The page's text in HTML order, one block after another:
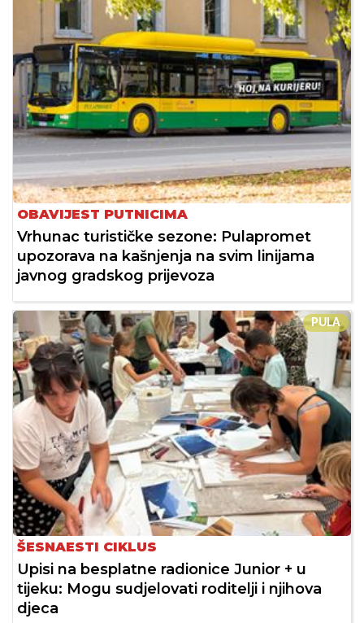
OBAVIJEST PUTNICIMA
Vrhunac turističke sezone: Pulapromet
upozorava na kašnjenja na svim linijama
javnog gradskog prijevoza
PULA
ŠESNAESTI CIKLUS
Upisi na besplatne radionice Junior + u
tijeku: Mogu sudjelovati roditelji i njihova
djeca